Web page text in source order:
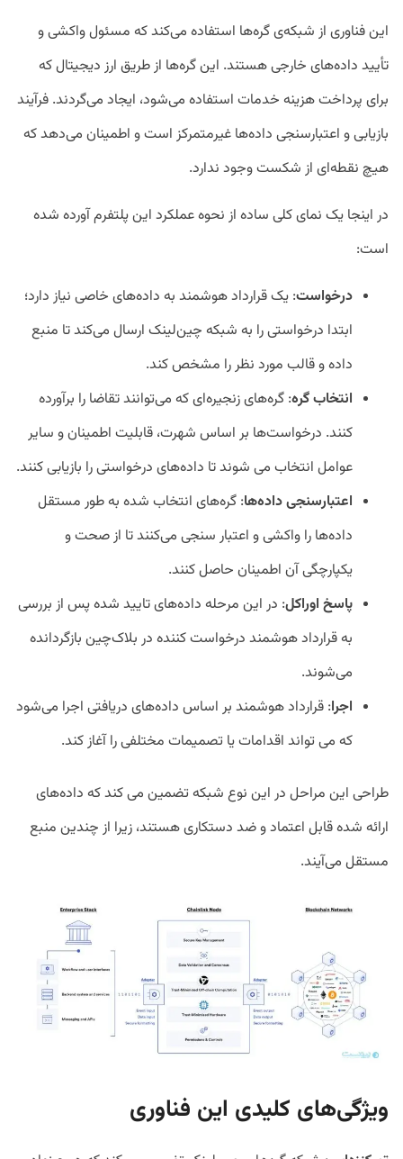
این فناوری از شبکه‌ی گره‌ها استفاده می‌کند که مسئول واکشی و
تأیید داده‌های خارجی هستند. این گره‌ها از طریق ارز دیجیتال که
برای پرداخت هزینه خدمات استفاده می‌شود، ایجاد می‌گردند. فرآیند
بازیابی و اعتبارسنجی داده‌ها غیرمتمرکز است و اطمینان می‌دهد که
هیچ نقطه‌ای از شکست وجود ندارد.
در اینجا یک نمای کلی ساده از نحوه عملکرد این پلتفرم آورده شده
است:
درخواست: یک قرارداد هوشمند به داده‌های خاصی نیاز دارد؛
ابتدا درخواستی را به شبکه چین‌لینک ارسال می‌کند تا منبع
داده و قالب مورد نظر را مشخص ‌کند.
انتخاب گره: گره‌های زنجیره‌ای که می‌توانند تقاضا را برآورده
کنند. درخواست‌ها بر اساس شهرت، قابلیت اطمینان و سایر
عوامل انتخاب می شوند تا داده‌های درخواستی را بازیابی ‌کنند.
اعتبارسنجی داده‌ها: گره‌های انتخاب شده به طور مستقل
داده‌ها را واکشی و اعتبار سنجی می‌کنند تا از صحت و
یکپارچگی آن اطمینان حاصل کنند.
پاسخ اوراکل: در این مرحله داده‌های تایید شده پس از بررسی
به قرارداد هوشمند درخواست کننده در بلاک‌چین بازگردانده
می‌شوند.
اجرا: قرارداد هوشمند بر اساس داده‌های دریافتی اجرا می‌شود
که می تواند اقدامات یا تصمیمات مختلفی را آغاز کند.
طراحی این مراحل در این نوع شبکه تضمین می کند که داده‌های
ارائه شده قابل اعتماد و ضد دستکاری هستند، زیرا از چندین منبع
مستقل می‌آیند.
ویژگی‌های کلیدی این فناوری